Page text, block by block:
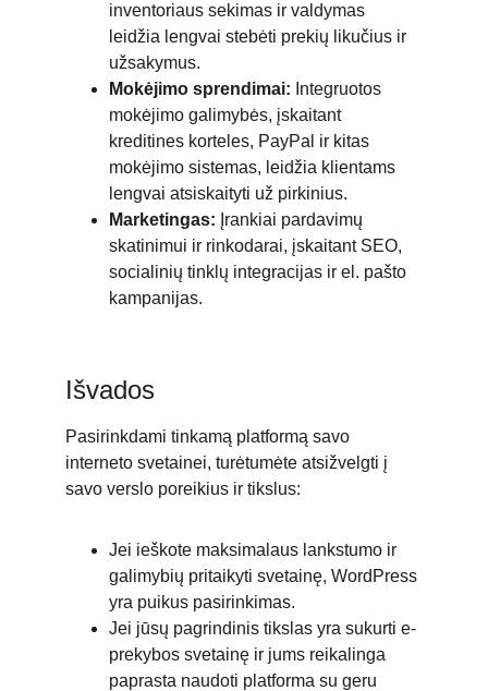
inventoriaus sekimas ir valdymas
leidžia lengvai stebėti prekių likučius ir
užsakymus.
Mokėjimo sprendimai: Integruotos
mokėjimo galimybės, įskaitant
kreditines korteles, PayPal ir kitas
mokėjimo sistemas, leidžia klientams
lengvai atsiskaityti už pirkinius.
Marketingas: Įrankiai pardavimų
skatinimui ir rinkodarai, įskaitant SEO,
socialinių tinklų integracijas ir el. pašto
kampanijas.
Išvados
Pasirinkdami tinkamą platformą savo
interneto svetainei, turėtumėte atsižvelgti į
savo verslo poreikius ir tikslus:
Jei ieškote maksimalaus lankstumo ir
galimybių pritaikyti svetainę, WordPress
yra puikus pasirinkimas.
Jei jūsų pagrindinis tikslas yra sukurti e-
prekybos svetainę ir jums reikalinga
paprasta naudoti platforma su geru